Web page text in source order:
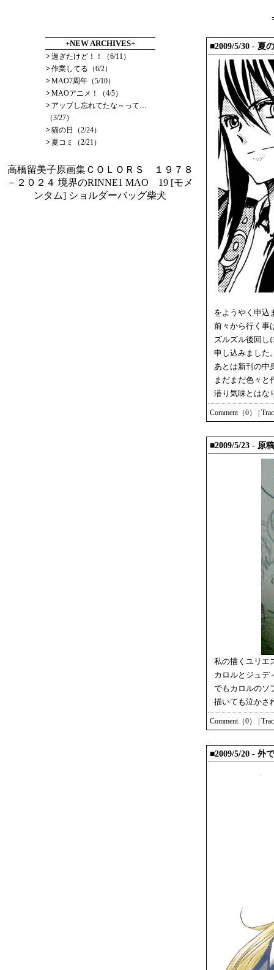
+NEW ARCHIVES+
>過ぎたけど！！（6/11）
>作業してる（6/2）
>MAO7周年（5/10）
>MAOアニメ！（4/5）
> アップし忘れてたな～って…
（3/27）
>猫の日（2/24）
>夏コミ（2/21）
高橋留美子原画集ＣＯＬＯＲＳ １９７８
－２０２４ 境界のRINNE1 MAO 19 [モメ
ンタム] ショルダーバッグ柴犬
■2009/5/30 - 夏
をようやく申
前々から行く事
ズルズル後回し
申し込みました
あとは新刊の中
まだまだ色々と
潜り気味とはな
Comment（0）
■2009/5/23 - 原
私の描くユリエ
カロルとジュ
でもカロルのソ
描いても泣かさ
Comment（0）
■2009/5/20 - 外